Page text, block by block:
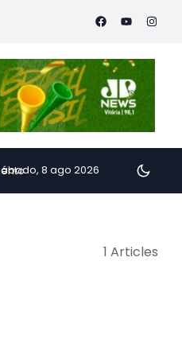
de Alfredo Chaves
8 ago 2026
1 Articles